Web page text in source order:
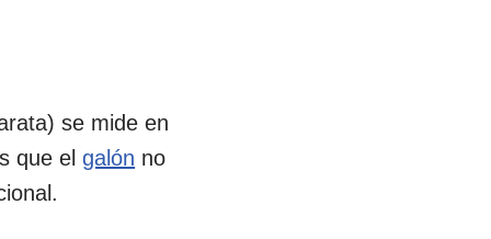
se mide en
que elgalón no